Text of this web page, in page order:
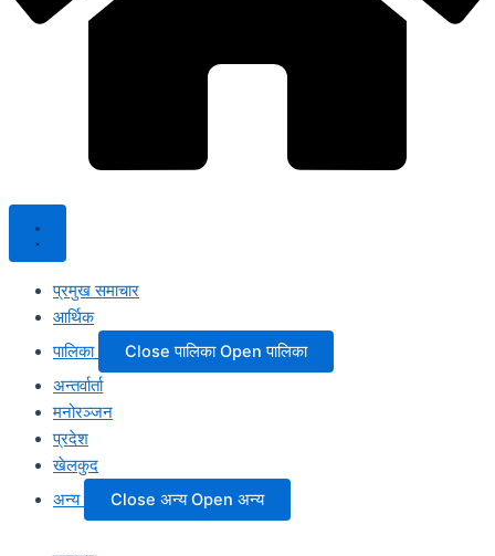
प्रमुख समाचार
आर्थिक
पालिका
Close पालिका Open पालिका
अन्तर्वार्ता
मनोरञ्जन
प्रदेश
खेलकुद
अन्य
Close अन्य Open अन्य